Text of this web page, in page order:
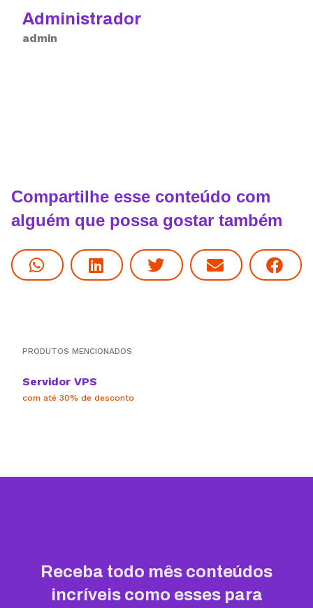
Administrador
admin
Compartilhe esse conteúdo com
alguém que possa gostar também
PRODUTOS MENCIONADOS
Servidor VPS
com até 30% de desconto
Receba todo mês conteúdos
incríveis como esses para